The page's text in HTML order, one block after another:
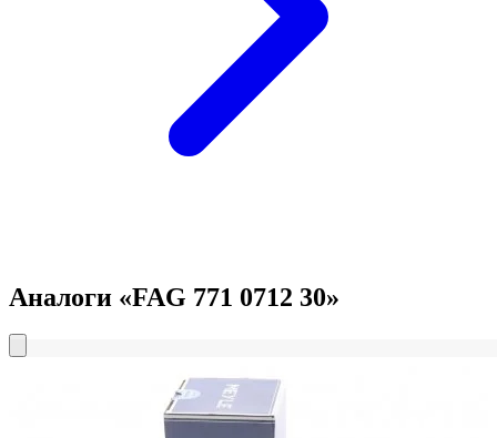
Аналоги «FAG 771 0712 30»